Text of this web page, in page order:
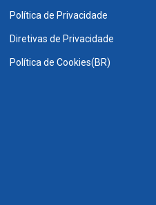
Política de Privacidade
Diretivas de Privacidade
Política de Cookies(BR)